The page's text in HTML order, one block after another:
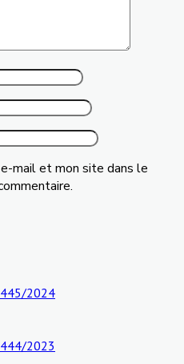
mail et mon site dans le
2024
2023